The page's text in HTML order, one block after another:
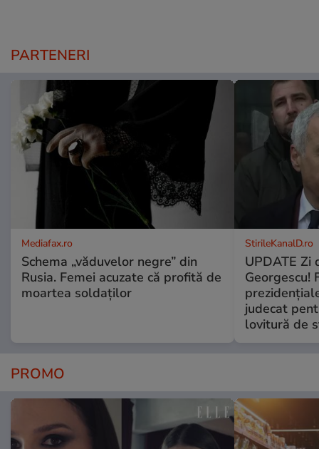
PARTENERI
Mediafax.ro
Schema „văduvelor negre” din
Rusia. Femei acuzate că profită de
moartea soldaților
StirileKanalD.ro
UPDATE Zi
Georgescu!
judecat
lovitură de
PROMO